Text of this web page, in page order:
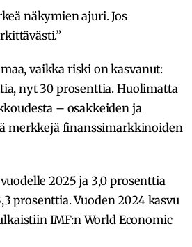
näkymien ajuri. Jos
vaikka riski on kasvanut:
nyt 30 prosenttia. Huolimatta
– osakkeiden ja
merkkejä finanssimarkkinoiden
2025 ja 3,0 prosenttia
prosenttia. Vuoden 2024 kasvu
IMF:n World Economic